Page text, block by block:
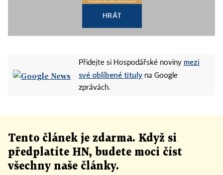
HRÁT
Přidejte si Hospodářské noviny mezi
své oblíbené tituly na Google
zprávách.
Tento článek je zdarma. Když si
předplatíte HN, budete moci číst
všechny naše články.